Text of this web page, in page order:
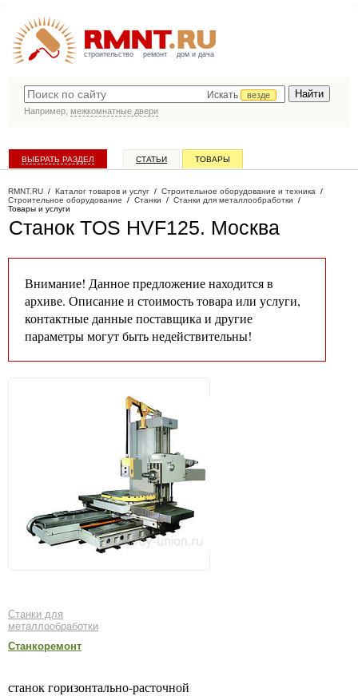
строительство ремонт дом и дача
Искать
везде
Например, межкомнатные двери
ВЫБРАТЬ РАЗДЕЛ СТАТЬИ ТОВАРЫ
RMNT.RU / Каталог товаров и услуг / Строительное оборудование и техника /
Строительное оборудование / Станки / Станки для металлообработки /
Товары и услуги
Станок TOS HVF125. Москва
Внимание! Данное предложение находится в
архиве. Описание и стоимость товара или услуги,
контактные данные поставщика и другие
параметры могут быть недействительны!
Станки для
металлообработки
Станкоремонт
станок горизонтально-расточной